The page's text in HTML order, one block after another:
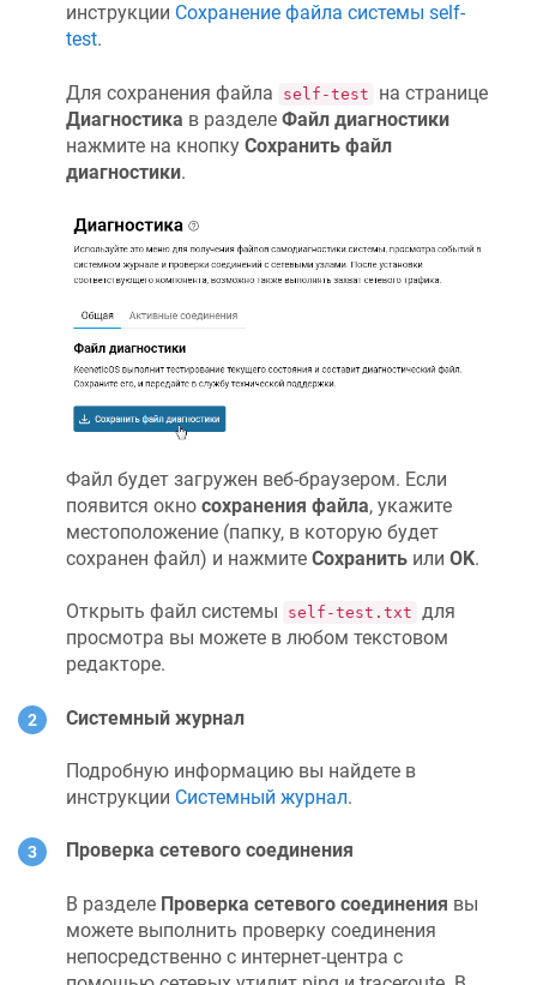
инструкции Сохранение файла системы self-
test.
Для сохранения файла self-test
на странице
Диагностика в разделе Файл диагностики
нажмите на кнопку Сохранить файл
диагностики.
Файл будет загружен веб-браузером. Если
появится окно сохранения файла, укажите
местоположение (папку, в которую будет
сохранен файл) и нажмите Сохранить или OK.
Открыть файл системы self-test.txt для
просмотра вы можете в любом текстовом
редакторе.
Системный журнал
Подробную информацию вы найдете в
инструкции Системный журнал.
Проверка сетевого соединения
В разделе Проверка сетевого соединения вы
можете выполнить проверку соединения
непосредственно с интернет-центра с